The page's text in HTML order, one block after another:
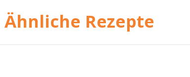
Ähnliche Rezepte